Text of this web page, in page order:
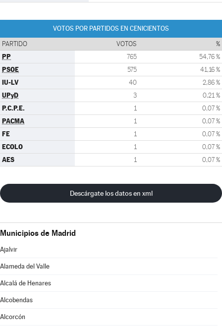
VOTOS POR PARTIDOS EN CENICIENTOS
PARTIDO VOTOS %
PP 765 54,76 %
PSOE 575 41,16 %
IU-LV 40 2,86 %
UPyD 3 0,21 %
P.C.P.E. 1 0,07 %
PACMA 1 0,07 %
FE 1 0,07 %
ECOLO 1 0,07 %
AES 1 0,07 %
Descárgate los datos en xml
Municipios de Madrid
Ajalvir
Alameda del Valle
Alcalá de Henares
Alcobendas
Alcorcón